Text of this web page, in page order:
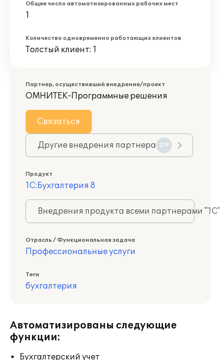
Общее число автоматизированных рабочих мест
1
Количество одновременно работающих клиентов
Толстый клиент: 1
Партнер, осуществивший внедрение/проект
ОМНИТЕК-Программные решения
Связаться
Другие внедрения партнера 219
Продукт
1С:Бухгалтерия 8
Внедрения продукта всеми партнерами
Отрасль / Функциональная задача
Профессиональные услуги
Теги
бухгалтерия
Автоматизированы следующие
функции:
Бухгалтерский учет